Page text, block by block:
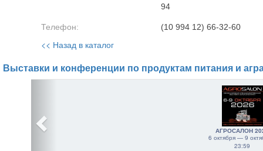
94
Телефон: (10 994 12) 66-32-60
<< Назад в каталог
Выставки и конференции по продуктам питания и
АГРОСАЛОН
6 октября — 9
23:59